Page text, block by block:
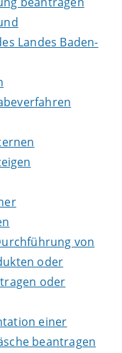
Landes Baden-
von
oder
oder
einer
beantragen